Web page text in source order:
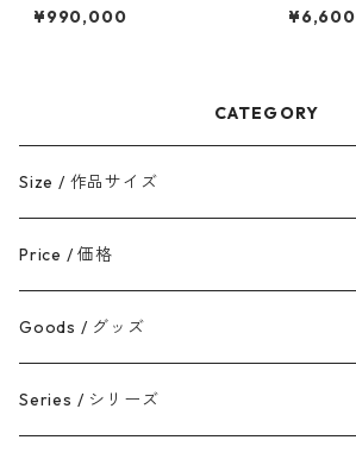
¥990,000 ¥6,600
CATEGORY
Size / 作品サイズ
50cm未満
50-100cm
100cm以上
Price / 価格
5万円以内
5-10万円
Goods / グッズ
Series / シリーズ